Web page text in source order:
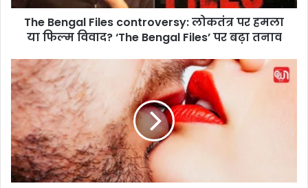
l
e
s
c
n
t
r
o
The Bengal Files controversy: लोकतंत्र पर हमला
या फिल्म विवाद? ‘The Bengal Files’ पर बढ़ा तनाव
S
e
x
u
a
l
H
e
a